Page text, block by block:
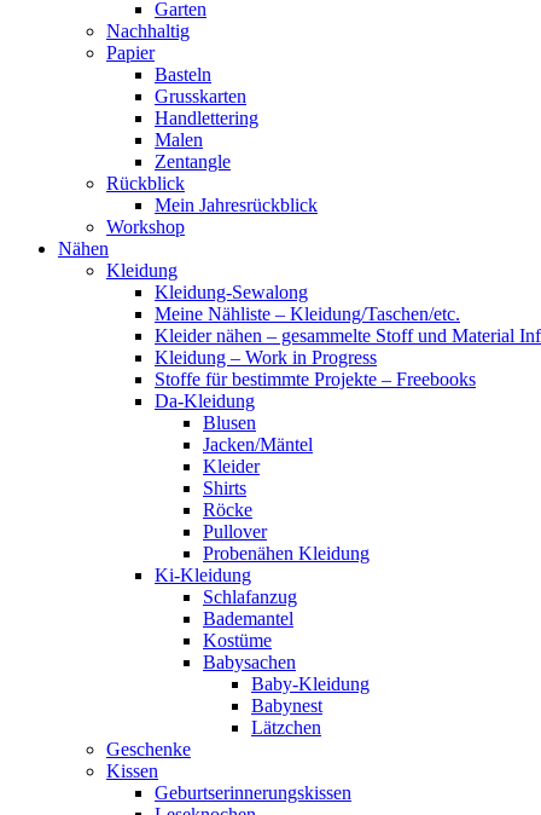
Garten
Nachhaltig
Papier
Basteln
Grusskarten
Handlettering
Malen
Zentangle
Rückblick
Mein Jahresrückblick
Workshop
Nähen
Kleidung
Kleidung-Sewalong
Meine Nähliste – Kleidung/Taschen/etc.
Kleider nähen – gesammelte Stoff und Material
Kleidung – Work in Progress
Stoffe für bestimmte Projekte – Freebooks
Da-Kleidung
Blusen
Jacken/Mäntel
Kleider
Shirts
Röcke
Pullover
Probenähen Kleidung
Ki-Kleidung
Schlafanzug
Bademantel
Kostüme
Babysachen
Baby-Kleidung
Babynest
Lätzchen
Geschenke
Kissen
Geburtserinnerungskissen